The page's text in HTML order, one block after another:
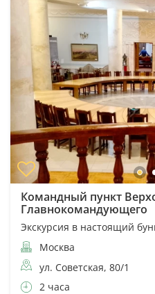
Командный пункт
Главнокомандующего
Экскурсия в настоящий
Москва
ул. Советская, 80/1
2 часа